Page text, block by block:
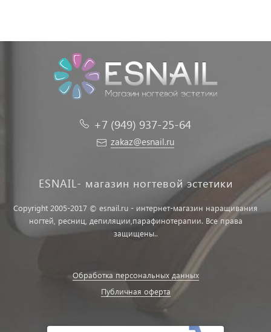
+7 (949) 937-25-64
zakaz@esnail.ru
ESNAIL- магазин ногтевой эстетики
Copyright 2005-2017 © esnail.ru - интернет-магазин наращивания
ногтей, ресниц, депиляции,парафинотерапии. Все права
защищены..
Обработка персональных данных
Публичная оферта